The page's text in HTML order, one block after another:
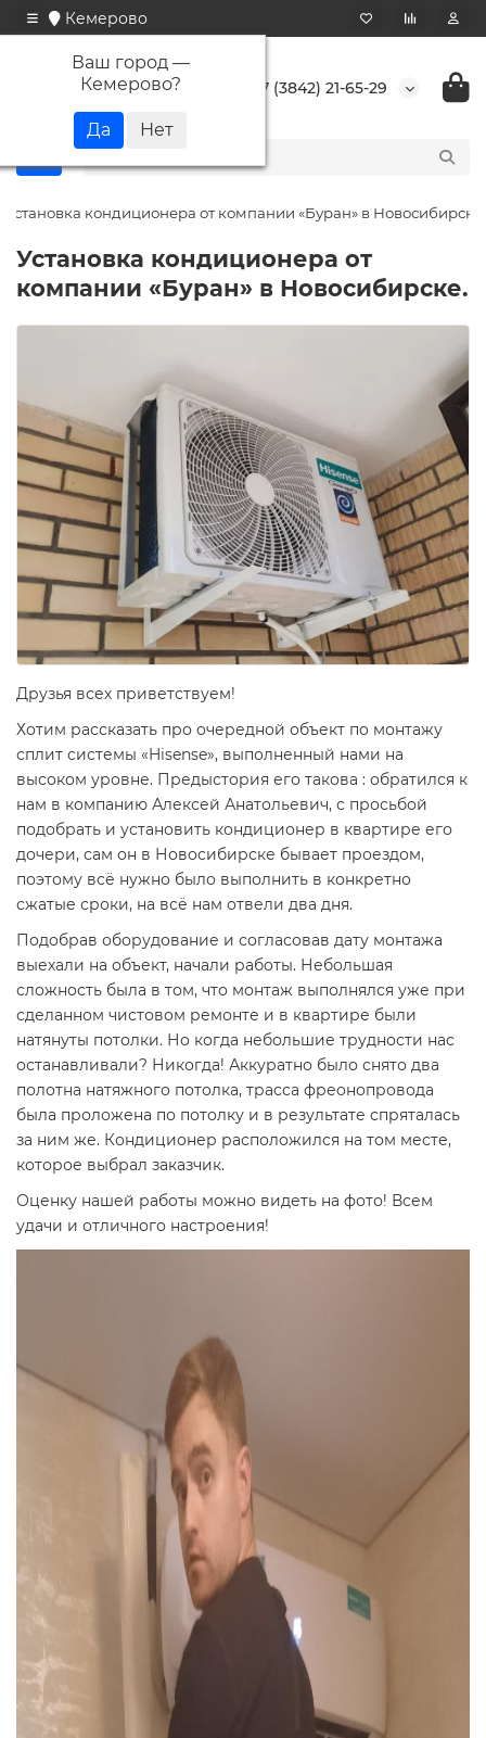
Кемерово
Ваш город —
Кемерово? +7 (3842) 21-65-29
Установка кондиционера от компании «Буран» в Новосибирске.
Установка кондиционера от
компании «Буран» в Новосибирске.
Друзья всех приветствуем!
Хотим рассказать про очередной объект по монтажу
сплит системы «Hisense», выполненный нами на
высоком уровне. Предыстория его такова : обратился к
нам в компанию Алексей Анатольевич, с просьбой
подобрать и установить кондиционер в квартире его
дочери, сам он в Новосибирске бывает проездом,
поэтому всё нужно было выполнить в конкретно
сжатые сроки, на всё нам отвели два дня.
Подобрав оборудование и согласовав дату монтажа
выехали на объект, начали работы. Небольшая
сложность была в том, что монтаж выполнялся уже при
сделанном чистовом ремонте и в квартире были
натянуты потолки. Но когда небольшие трудности нас
останавливали? Никогда! Аккуратно было снято два
полотна натяжного потолка, трасса фреонопровода
была проложена по потолку и в результате спряталась
за ним же. Кондиционер расположился на том месте,
которое выбрал заказчик.
Оценку нашей работы можно видеть на фото! Всем
удачи и отличного настроения!